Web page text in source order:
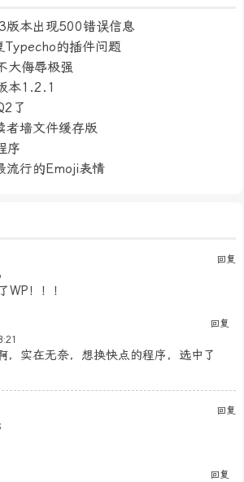
本出现500错误信息
Typecho的插件问题
大侮辱极强
本1.2.1
了
者墙文件缓存版
序
流行的Emoji表情
回复
WP！！！
回复
，实在无奈，想换快点的程序，选中了
回复
回复